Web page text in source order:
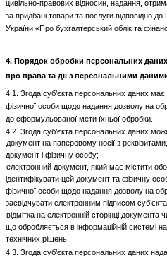
цивільно-правових відносин, надання,
за придбані товари та послуги відповідно
України «Про бухгалтерський облік та
4. Порядок обробки персональних
про права та дії з персональними
4.1. Згода суб’єкта персональних даних
фізичної особи щодо надання дозволу на
до сформульованої мети їхньої обробки.
4.2. Згода суб’єкта персональних даних
документ на паперовому носії з
документ і фізичну особу;
електронний документ, який має містити
ідентифікувати цей документ та фізичну
фізичної особи щодо надання дозволу на
засвідчувати електронним підписом
відмітка на електронній сторінці документа
що обробляється в інформаційній системі
технічних рішень.
4.3. Згода суб’єкта персональних даних